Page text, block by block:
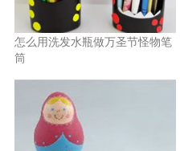
怎么用洗发水瓶做万圣节怪物笔
筒